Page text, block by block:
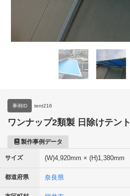
事例ID tent216
ワンナップ2類製 日除けテント
製作事例データ
サイズ (W)4,920mm × (H)1,380mm
都道府県 奈良県